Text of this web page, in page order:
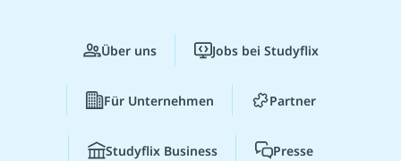
Über uns Jobs bei Studyflix
Für Unternehmen Partner
Studyflix Business Presse